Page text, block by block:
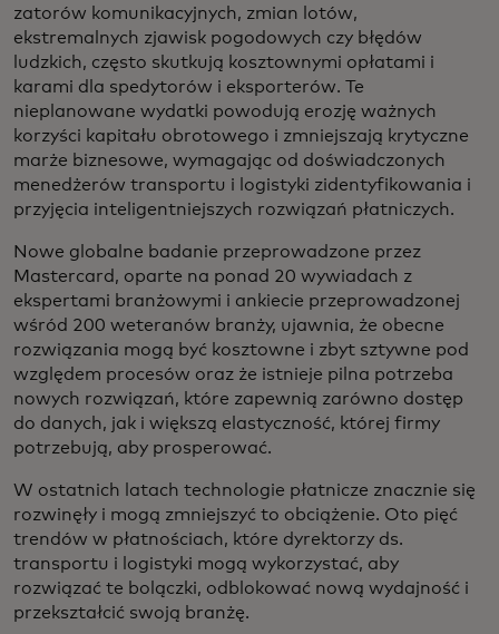
zatorów komunikacyjnych, zmian lotów,
ekstremalnych zjawisk pogodowych czy błędów
ludzkich, często skutkują kosztownymi opłatami i
karami dla spedytorów i eksporterów. Te
nieplanowane wydatki powodują erozję ważnych
korzyści kapitału obrotowego i zmniejszają krytyczne
marże biznesowe, wymagając od doświadczonych
menedżerów transportu i logistyki zidentyfikowania i
przyjęcia inteligentniejszych rozwiązań płatniczych.
Nowe globalne badanie przeprowadzone przez
Mastercard, oparte na ponad 20 wywiadach z
ekspertami branżowymi i ankiecie przeprowadzonej
wśród 200 weteranów branży, ujawnia, że obecne
rozwiązania mogą być kosztowne i zbyt sztywne pod
względem procesów oraz że istnieje pilna potrzeba
nowych rozwiązań, które zapewnią zarówno dostęp
do danych, jak i większą elastyczność, której firmy
potrzebują, aby prosperować.
W ostatnich latach technologie płatnicze znacznie się
rozwinęły i mogą zmniejszyć to obciążenie. Oto pięć
trendów w płatnościach, które dyrektorzy ds.
transportu i logistyki mogą wykorzystać, aby
rozwiązać te bolączki, odblokować nową wydajność i
przekształcić swoją branżę.